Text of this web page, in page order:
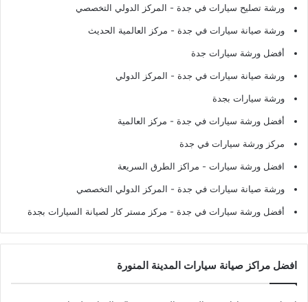
ورشة تصليح سيارات في جدة - المركز الدولي التخصصي
ورشة صيانة سيارات في جدة - مركز العالمية الحديث
أفضل ورشة سيارات جدة
ورشة صيانة سيارات في جدة - المركز الدولي
ورشة سيارات بجدة
أفضل ورشة سيارات في جدة - مركز العالمية
مركز ورشة سيارات في جدة
افضل ورشة سيارات - مراكز الطرق السريعة
ورشة صيانة سيارات في جدة - المركز الدولي التخصصي
أفضل ورشة سيارات في جدة - مركز مستر كار لصيانة السيارات بجدة
افضل مراكز صيانة سيارات المدينة المنورة